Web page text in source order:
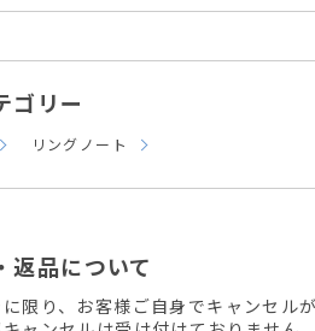
ゴリー
リングノート
返品について
限り、お客様ご自身でキャンセルが